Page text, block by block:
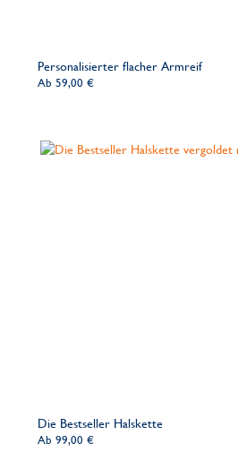
Personalisierter flacher Armreif
Ab 59,00 €
Die Bestseller Halskette
Ab 99,00 €